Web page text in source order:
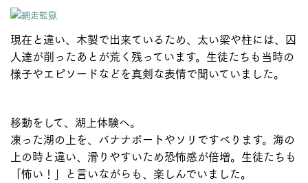
現在と違い、木製で出来ているため、太い梁や柱には、囚
人達が削ったあとが荒く残っています。生徒たちも当時の
様子やエピソードなどを真剣な表情で聞いていました。
移動をして、湖上体験へ。
凍った湖の上を、バナナボートやソリですべります。海の
上の時と違い、滑りやすいため恐怖感が倍増。生徒たちも
「怖い！」と言いながらも、楽しんでいました。